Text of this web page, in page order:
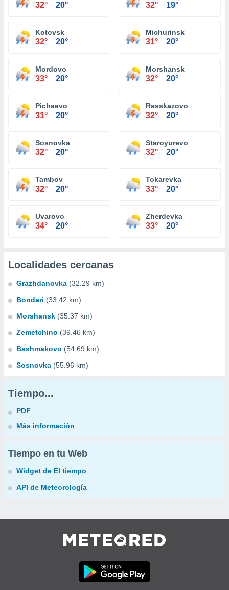
32° 20° 32° 19°
Kotovsk
32° 20°
Michurinsk
31° 20°
Mordovo
33° 20°
Morshansk
32° 20°
Pichaevo
31° 20°
Rasskazovo
32° 20°
Sosnovka
32° 20°
Staroyurevo
32° 20°
Tambov
32° 20°
Tokarevka
33° 20°
Uvarovo
34° 20°
Zherdevka
33° 20°
Localidades cercanas
Grazhdanovka (32.29 km)
Bondari (33.42 km)
Morshansk (35.37 km)
Zemetchino (39.46 km)
Bashmakovo (54.69 km)
Sosnovka (55.96 km)
Tiempo...
PDF
Más información
Tiempo en tu Web
Widget de El tiempo
API de Meteorología